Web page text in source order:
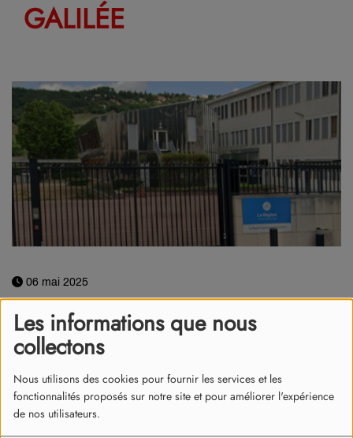
Les informations que nous
collectons
Nous utilisons des cookies pour fournir les services et les
fonctionnalités proposés sur notre site et pour améliorer l'expérience
de nos utilisateurs.
GALILÉE
06 mai 2025
Fausse alerte à la bombe à Vienne.
Les 1000 élèves du lycée Galilée ont été évacués ce mardi 6
mentionnait la présence d’un explosif dans l’établissement.
Les policiers rapidement sur place, ont effectué les recherches